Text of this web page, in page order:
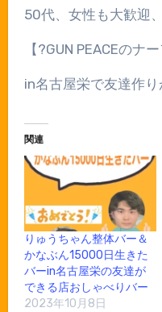
50代、女性も大歓迎、
【?GUN PEACEのナ
in名古屋栄で友達作
関連
りゅうちゃん整体バー＆
かなぶん15000日生きた
バーin名古屋栄の友達が
できる店おしゃべりバー
2023年10月8日